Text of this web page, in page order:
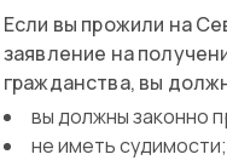
Если вы прожили на
заявление на
гражданства, вы
вы должны законно
не иметь судимости;